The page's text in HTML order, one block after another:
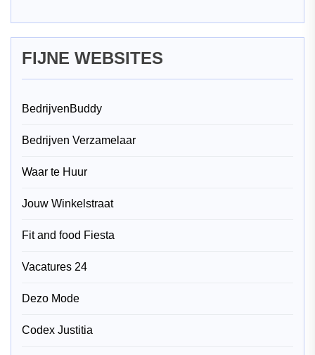
FIJNE WEBSITES
BedrijvenBuddy
Bedrijven Verzamelaar
Waar te Huur
Jouw Winkelstraat
Fit and food Fiesta
Vacatures 24
Dezo Mode
Codex Justitia